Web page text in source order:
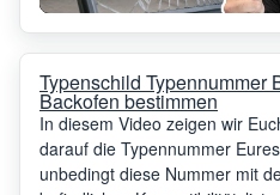
Typenschild Typennummer
Backofen bestimmen
In diesem Video zeigen wir
darauf die Typennummer
unbedingt diese Nummer mit